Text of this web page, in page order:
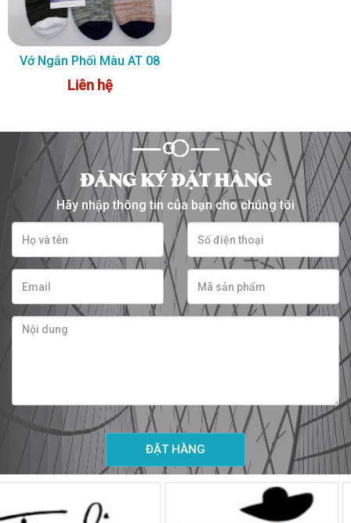
Vớ Ngắn Phối Màu AT 08
Liên hệ
ĐĂNG KÝ ĐẶT HÀNG
Hãy nhập thông tin của bạn cho chúng tôi
ĐẶT HÀNG